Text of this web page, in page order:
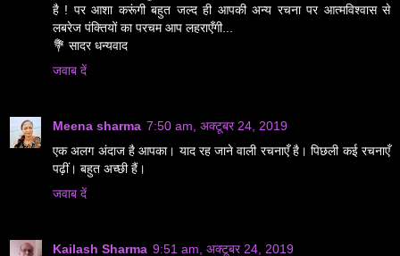
है ! पर आशा करूंगी बहुत जल्द ही आपकी अन्य रचना पर आत्मविश्वास से
लबरेज पंक्तियों का परचम आप लहराएँगी...
💐 सादर धन्यवाद
जवाब दें
Meena sharma 7:50 am, अक्टूबर 24, 2019
एक अलग अंदाज है आपका। याद रह जाने वाली रचनाएँ है। पिछली कई रचनाएँ
पढ़ीं। बहुत अच्छी हैं।
जवाब दें
Kailash Sharma 9:51 am, अक्टूबर 24, 2019